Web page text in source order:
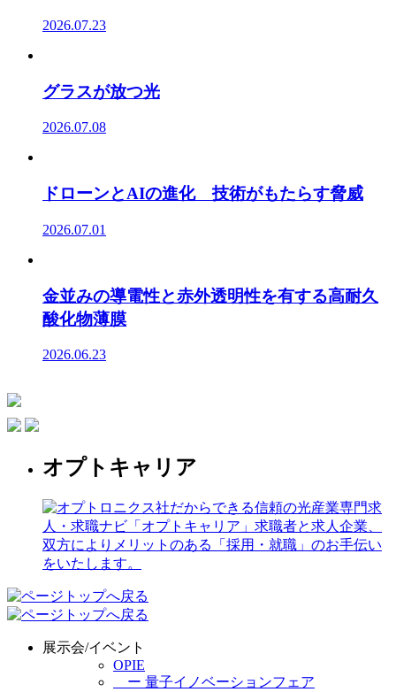
2026.07.23
グラスが放つ光
2026.07.08
ドローンとAIの進化 技術がもたらす脅威
2026.07.01
金並みの導電性と赤外透明性を有する高耐久
酸化物薄膜
2026.06.23
オプトキャリア
展示会/イベント
OPIE
ー 量子イノベーションフェア